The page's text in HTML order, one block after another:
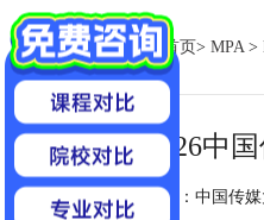
首页> MPA>
2026中
来源：中国传